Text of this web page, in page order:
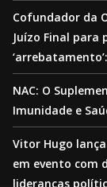
Cofundador da
Juízo Final para
NAC: O
Imunidade e
Vitor Hugo
em evento com
lideranças